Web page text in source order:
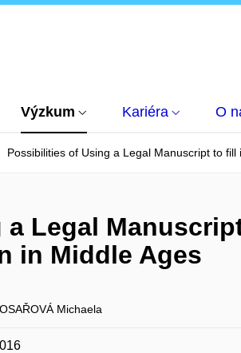
Výzkum Kariéra O
Possibilities of Using a Legal Manuscript to
Legal
in Middle Ages
Michaela